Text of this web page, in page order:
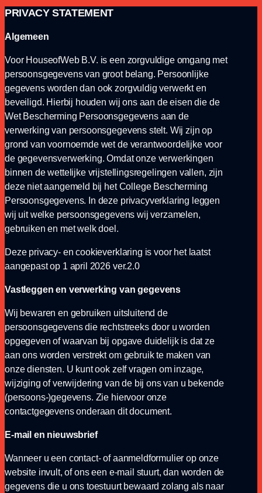
PRIVACYSTATEMENT
Algemeen
Voor HouseofWeb B.V. is een zorgvuldige omgang met
persoonsgegevens van groot belang. Persoonlijke
gegevens worden dan ook zorgvuldig verwerkt en
beveiligd. Hierbij houden wij ons aan de eisen die de
Wet Bescherming Persoonsgegevens aan de
verwerking van persoonsgegevens stelt. Wij zijn op
grond van voornoemde wet de verantwoordelijke voor
de gegevensverwerking. Omdat onze verwerkingen
binnen de wettelijke vrijstellingsregelingen vallen, zijn
deze niet aangemeld bij het College Bescherming
Persoonsgegevens. In deze privacyverklaring leggen
wij uit welke persoonsgegevens wij verzamelen,
gebruiken en met welk doel.
Deze privacy- en cookieverklaring is voor het laatst
aangepast op 1 april 2026 ver.2.0
Vastleggen en verwerking van gegevens
Wij bewaren en gebruiken uitsluitend de
persoonsgegevens die rechtstreeks door u worden
opgegeven of waarvan bij opgave duidelijk is dat ze
aan ons worden verstrekt om gebruik te maken van
onze diensten. U kunt ook zelf vragen om inzage,
wijziging of verwijdering van de bij ons van u bekende
(persoons-)gegevens. Zie hiervoor onze
contactgegevens onderaan dit document.
E-mail en nieuwsbrief
Wanneer u een contact- of aanmeldformulier op onze
website invult, of ons een e-mail stuurt, dan worden de
gegevens die u ons toestuurt bewaard zolang als naar